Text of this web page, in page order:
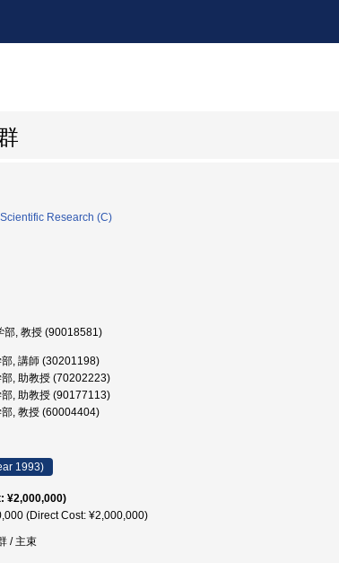
Research (C)
部, 教授 (90018581)
, 講師 (30201198)
, 助教授 (70202223)
, 助教授 (90177113)
, 教授 (60004404)
1993)
¥2,000,000)
(Direct Cost: ¥2,000,000)
/ 主束